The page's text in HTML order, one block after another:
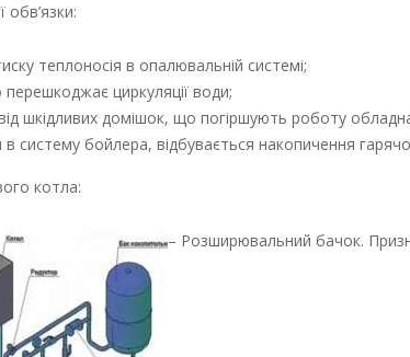
обв’язки:
теплоносія в опалювальній системі;
циркуляції води;
шкідливих домішок, що погіршують роботу
систему бойлера, відбувається накопичення
котла:
– Розширювальний бачок.